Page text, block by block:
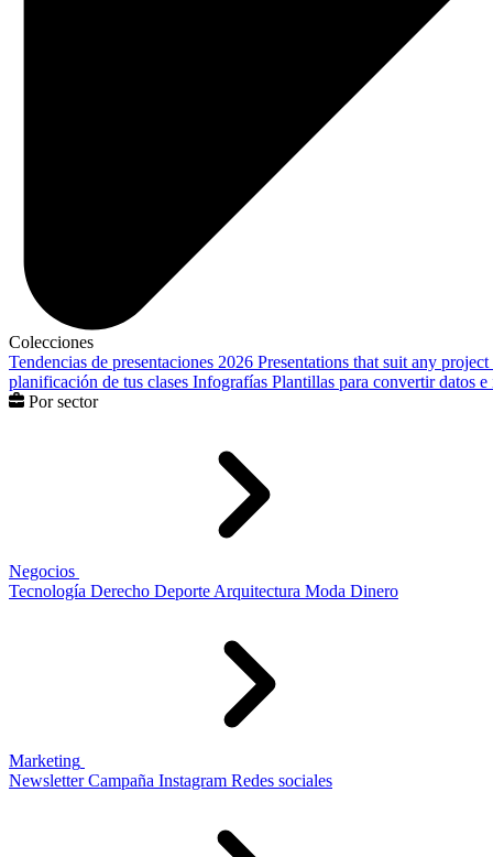
Colecciones
Tendencias de presentaciones 2026 Presentations that suit any project
planificación de tus clases Infografías Plantillas para convertir datos
Por sector
Negocios
Tecnología Derecho Deporte Arquitectura Moda Dinero
Marketing
Newsletter Campaña Instagram Redes sociales